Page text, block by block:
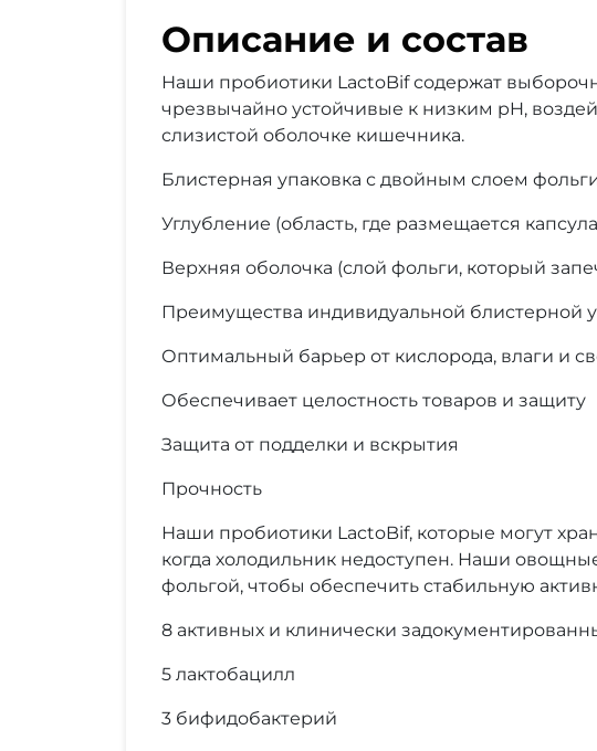
Описание и состав
Наши пробиотики LactoBif содержат
чрезвычайно устойчивые к низким pH,
слизистой оболочке кишечника.
Блистерная упаковка с двойным слоем
Углубление (область, где размещается
Верхняя оболочка (слой фольги, который
Преимущества индивидуальной блистерной
Оптимальный барьер от кислорода, влаги и
Обеспечивает целостность товаров и защиту
Защита от подделки и вскрытия
Прочность
Наши пробиотики LactoBif, которые могут
когда холодильник недоступен. Наши
фольгой, чтобы обеспечить стабильную
8 активных и клинически
5 лактобацилл
3 бифидобактерий